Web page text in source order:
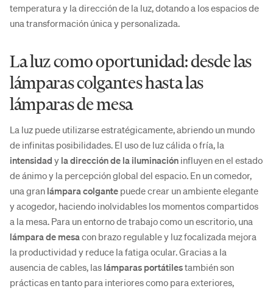
temperatura y la dirección de la luz, dotando a los espacios de
una transformación única y personalizada.
La luz como oportunidad: desde las
lámparas colgantes hasta las
lámparas de mesa
La luz puede utilizarse estratégicamente, abriendo un mundo
de infinitas posibilidades. El uso de luz cálida o fría, la
intensidad y la dirección de la iluminación influyen en el estado
de ánimo y la percepción global del espacio. En un comedor,
una gran lámpara colgante puede crear un ambiente elegante
y acogedor, haciendo inolvidables los momentos compartidos
a la mesa. Para un entorno de trabajo como un escritorio, una
lámpara de mesacon brazo regulable y luz focalizada mejora
la productividad y reduce la fatiga ocular. Gracias a la
ausencia de cables, las lámparas portátilestambién son
prácticas en tanto para interiores como para exteriores,